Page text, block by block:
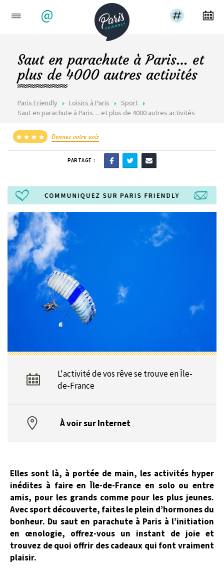
@
Paris Friendly Loisirs à Paris
Sport
Saut en parachute à Paris… et plus de 4000 autres activités
Saut en parachute à Paris… et
plus de 4000 autres activités
Donnez votre avis
PARTAGE :
L'activité de vos rêve se trouve en Île-
de-France
À voir sur Internet
Elles sont là, à portée de main, les activités hyper
inédites à faire en Île-de-France en solo ou entre
amis, pour les grands comme pour les plus jeunes.
Avec sport découverte, faites le plein d’hormones du
bonheur. Du saut en parachute à Paris à l’initiation
en œnologie, offrez-vous un instant de joie et
trouvez de quoi offrir des cadeaux qui font vraiment
plaisir.